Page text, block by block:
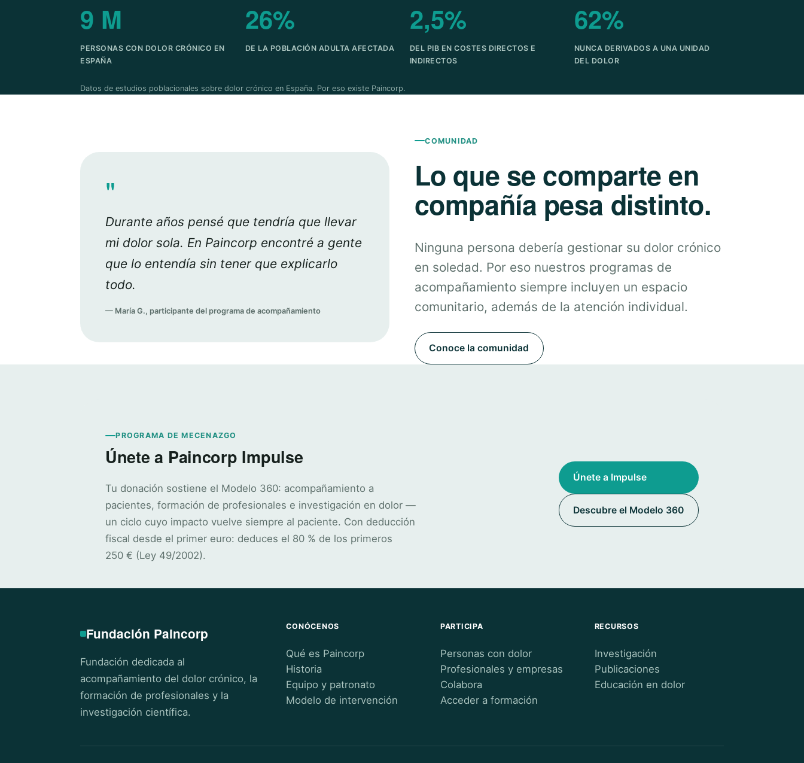
9 M
PERSONAS CON DOLOR CRÓNICO EN
ESPAÑA
26%
DE LA POBLACIÓN ADULTA AFECTADA
2,5%
DEL PIB EN COSTES DIRECTOS E
INDIRECTOS
62%
NUNCA DERIVADOS A UNA UNIDAD
DEL DOLOR
Datos de estudios poblacionales sobre dolor crónico en España. Por eso existe Paincorp.
"
Durante años pensé que tendría que llevar
mi dolor sola. En Paincorp encontré a gente
que lo entendía sin tener que explicarlo
todo.
— María G., participante del programa de acompañamiento
COMUNIDAD
Lo que se comparte en
compañía pesa distinto.
Ninguna persona debería gestionar su dolor crónico
en soledad. Por eso nuestros programas de
acompañamiento siempre incluyen un espacio
comunitario, además de la atención individual.
Conoce la comunidad
PROGRAMA DE MECENAZGO
Únete a Paincorp Impulse
Tu donación sostiene el Modelo 360: acompañamiento a
pacientes, formación de profesionales e investigación en dolor —
un ciclo cuyo impacto vuelve siempre al paciente. Con deducción
fiscal desde el primer euro: deduces el 80 % de los primeros
250 € (Ley 49/2002).
Únete a Impulse
Descubre el Modelo 360
Fundación Paincorp
Fundación dedicada al
acompañamiento del dolor crónico, la
formación de profesionales y la
investigación científica.
CONÓCENOS
Qué es Paincorp
Historia
Equipo y patronato
Modelo de intervención
PARTICIPA
Personas con dolor
Profesionales y empresas
Colabora
Acceder a formación
RECURSOS
Investigación
Publicaciones
Educación en dolor